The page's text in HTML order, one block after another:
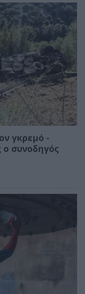
γκρεμό -
ο συνοδηγός